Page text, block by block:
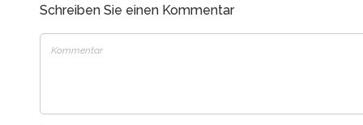
Schreiben Sie einen Kommentar